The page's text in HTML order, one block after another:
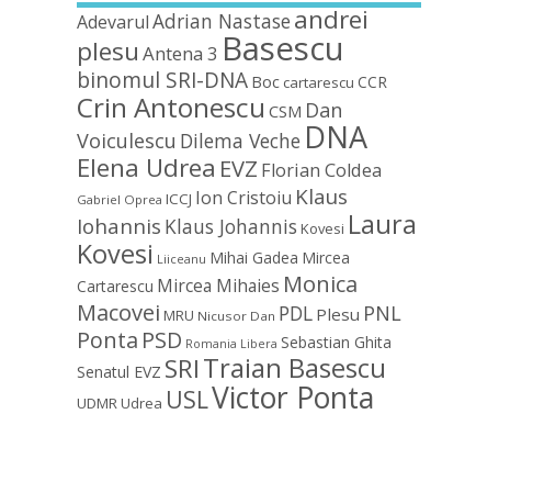
Adevarul Adrian Nastaseandrei
plesu Antena 3 Basescu
binomul SRI-DNA Boc cartarescu CCR
Crin Antonescu CSM Dan
Voiculescu Dilema Veche DNA
Elena Udrea EVZ Florian Coldea
Gabriel Oprea ICCJ Ion Cristoiu Klaus
Iohannis Klaus Johannis Kovesi Laura
Kovesi Liiceanu Mihai Gadea Mircea
Cartarescu Mircea Mihaies Monica
Macovei MRU Nicusor Dan PDL Plesu PNL
Ponta PSD Romania Libera Sebastian Ghita
Senatul EVZ SRITraian Basescu
UDMRUdrea USLVictor Ponta